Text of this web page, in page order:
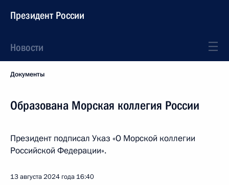
Президент России
Новости
Документы
Образована Морская коллегия России
Президент подписал Указ «О Морской коллегии
Российской Федерации».
13 августа 2024 года 16:40